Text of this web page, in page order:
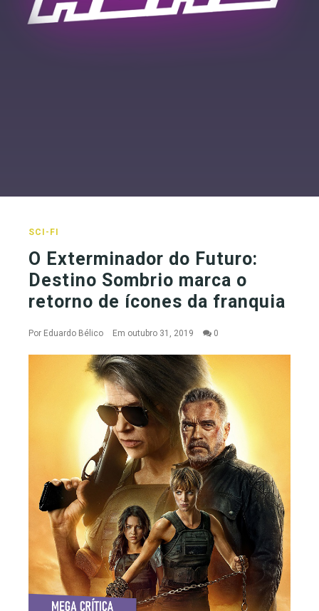
SCI-FI
O Exterminador do Futuro:
Destino Sombrio marca o
retorno de ícones da franquia
Por Eduardo Bélico Em outubro 31, 2019 0